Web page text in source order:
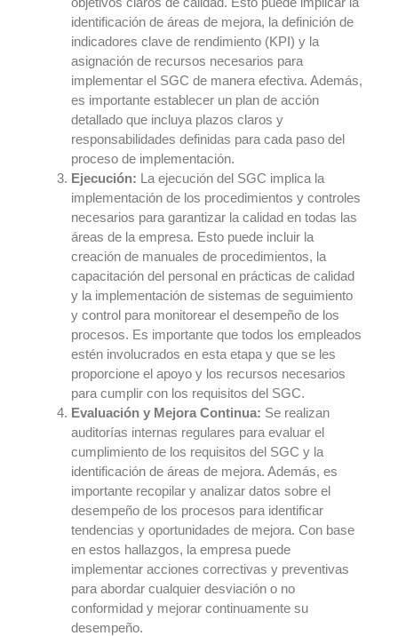
identificación de áreas de mejora, la definición de
indicadores clave de rendimiento (KPI) y la
asignación de recursos necesarios para
implementar el SGC de manera efectiva. Además,
es importante establecer un plan de acción
detallado que incluya plazos claros y
responsabilidades definidas para cada paso del
proceso de implementación.
Ejecución: La ejecución del SGC implica la
implementación de los procedimientos y controles
necesarios para garantizar la calidad en todas las
áreas de la empresa. Esto puede incluir la
creación de manuales de procedimientos, la
capacitación del personal en prácticas de calidad
y la implementación de sistemas de seguimiento
y control para monitorear el desempeño de los
procesos. Es importante que todos los empleados
estén involucrados en esta etapa y que se les
proporcione el apoyo y los recursos necesarios
para cumplir con los requisitos del SGC.
Evaluación y Mejora Continua: Se realizan
auditorías internas regulares para evaluar el
cumplimiento de los requisitos del SGC y la
identificación de áreas de mejora. Además, es
importante recopilar y analizar datos sobre el
desempeño de los procesos para identificar
tendencias y oportunidades de mejora. Con base
en estos hallazgos, la empresa puede
implementar acciones correctivas y preventivas
para abordar cualquier desviación o no
conformidad y mejorar continuamente su
desempeño.